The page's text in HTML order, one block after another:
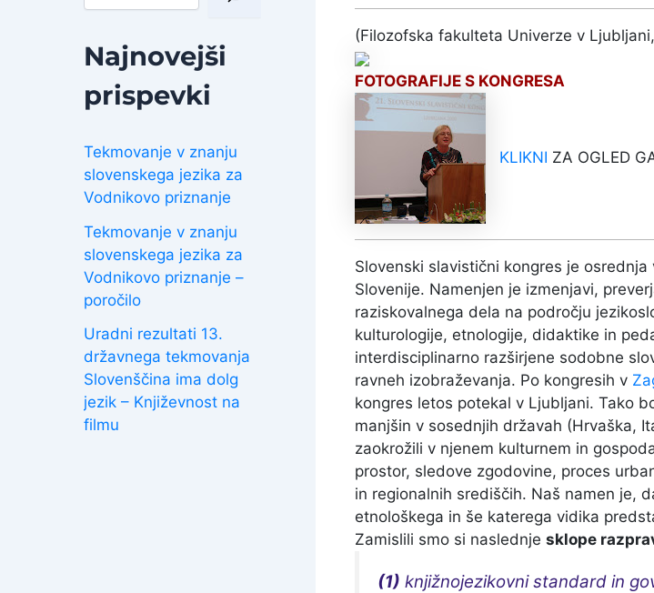
Najnovejši
prispevki
Tekmovanje v znanju
slovenskega jezika za
Vodnikovo priznanje
Tekmovanje v znanju
slovenskega jezika za
Vodnikovo priznanje –
poročilo
Uradni rezultati 13.
državnega tekmovanja
Slovenščina ima dolg
jezik – Književnost na
filmu
(Filozofska fakulteta Univerze v
FOTOGRAFIJE S KONGRESA
KLIKNI ZA OGLED
Slovenski slavistični kongres je
Slovenije. Namenjen je izmenjavi,
raziskovalnega dela na področju
kulturologije, etnologije, didaktike in
interdisciplinarno razširjene sodobne
ravneh izobraževanja. Po kongresih v
kongres letos potekal v Ljubljani. Tako
manjšin v sosednjih državah (Hrvaška,
zaokrožili v njenem kulturnem in
prostor, sledove zgodovine, proces
in regionalnih središčih. Naš namen je,
etnološkega in še katerega vidika
Zamislili smo si naslednje sklope
(1) knjižnojezikovni standard in